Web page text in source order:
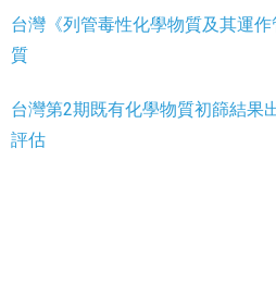
台灣《列管毒性化學物質及其運
質
台灣第2期既有化學物質初篩結果
評估